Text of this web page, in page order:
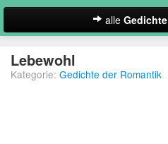
alle Gedichte
Neues Gedicht eintragen
Lebewohl
Kategorie: Gedichte der Romantik